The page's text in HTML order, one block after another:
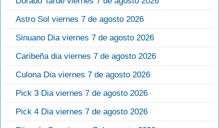
Astro Sol viernes 7 de agosto 2026
Sinuano Dia viernes 7 de agosto 2026
Caribeña dia viernes 7 de agosto 2026
Culona Dia viernes 7 de agosto 2026
Pick 3 Dia viernes 7 de agosto 2026
Pick 4 Dia viernes 7 de agosto 2026